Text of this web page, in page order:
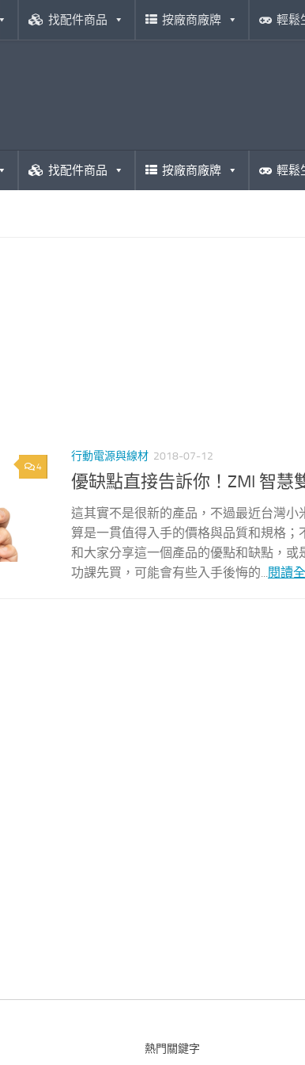
找配件商品 按廠商廠牌 輕鬆
找配件商品 按廠商廠牌 輕鬆
4
行動電源與線材 2018-07-12
優缺點直接告訴你！ZMI 智慧
這其實不是很新的產品，不過最近台灣
算是一貫值得入手的價格與品質和規格
和大家分享這一個產品的優點和缺點，
功課先買，可能會有些入手後悔的...閱讀
熱門關鍵字